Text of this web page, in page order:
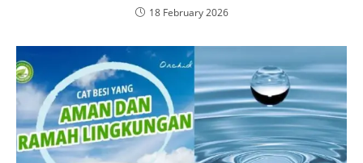
18 February 2026